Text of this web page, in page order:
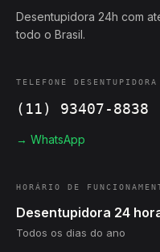
Desentupidora 24h com
todo o Brasil.
TELEFONE DESENTUPIDORA
(11) 93407-8838
→ WhatsApp
HORÁRIO DE
Desentupidora 24
Todos os dias do ano